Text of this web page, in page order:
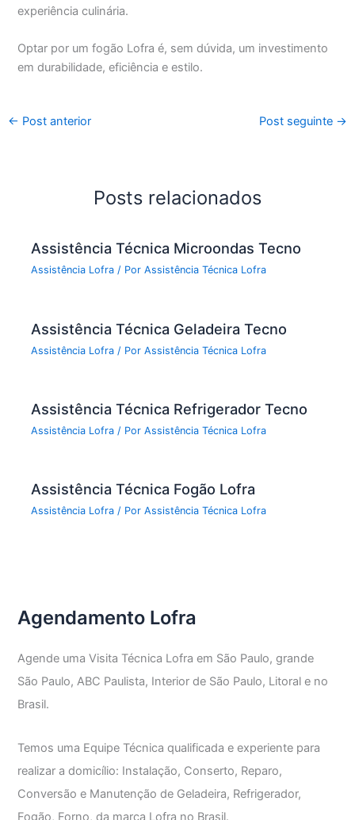
experiência culinária.
Optar por um fogão Lofra é, sem dúvida, um investimento
em durabilidade, eficiência e estilo.
← Post anterior Post seguinte →
Posts relacionados
Assistência Técnica Microondas Tecno
Assistência Lofra / PorAssistência Técnica Lofra
Assistência Técnica Geladeira Tecno
Assistência Lofra / PorAssistência Técnica Lofra
Assistência Técnica Refrigerador Tecno
Assistência Lofra / PorAssistência Técnica Lofra
Assistência Técnica Fogão Lofra
Assistência Lofra / PorAssistência Técnica Lofra
Agendamento Lofra
Agende uma Visita Técnica Lofra em São Paulo, grande
São Paulo, ABC Paulista, Interior de São Paulo, Litoral e no
Brasil.
Temos uma Equipe Técnica qualificada e experiente para
realizar a domicílio: Instalação, Conserto, Reparo,
Conversão e Manutenção de Geladeira, Refrigerador,
Fogão, Forno, da marca Lofra no Brasil.